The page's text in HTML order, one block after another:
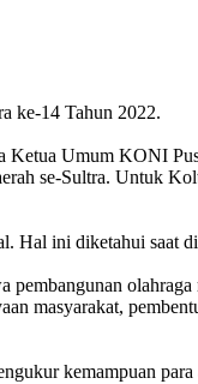
ke-14 Tahun 2022.
Ketua Umum KONI
se-Sultra. Untuk
Hal ini diketahui saat
olahraga
masyarakat,
kemampuan